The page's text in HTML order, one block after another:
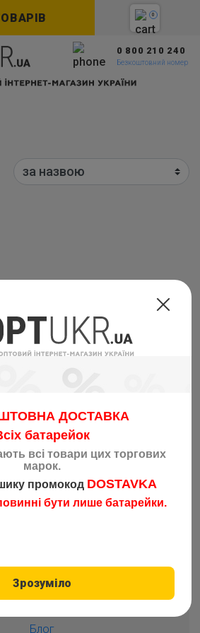
0
0 800 210 240
Безкоштовний номер
Оплата і доставка
Блог
ДОСТАВКА
батарейок
всі товари цих торгових
марок.
промокод DOSTAVKA
бути лише батарейки.
Зрозуміло